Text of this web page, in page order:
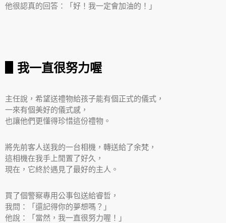
他很認真的回答：「好！我一定會加油的！」
▋我一直很努力喔
主任說，希望送禮物給孩子能有個正式的儀式，
一來有個美好的儀式感，
也讓他們更懂得珍惜這份禮物。
將先前客人送我的一台相機，轉送給了余梵，
這相機在我手上閒置了好久，
現在，它終於遇見了最好的主人。
買了個警察專用公事包送給睿哲，
我問：「還記得你的夢想嗎？」
他說：「當然，我一直很努力喔！」